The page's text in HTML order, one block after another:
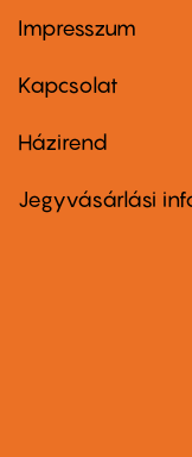
Footer
first
Impresszum
Kapcsolat
Footer
second
Házirend
Jegyvásárlási